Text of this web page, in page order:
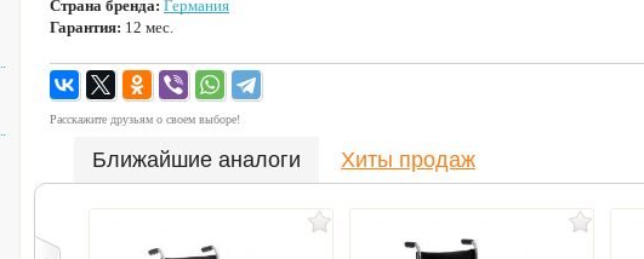
Страна бренда: Германия
Гарантия: 12 мес.
Расскажите друзьям о своем выборе!
Ближайшие аналоги Хиты продаж